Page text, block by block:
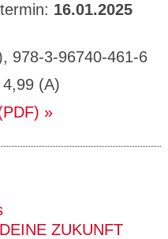
16.01.2025
978-3-96740-461-6
4,99 (A)
ZUKUNFT